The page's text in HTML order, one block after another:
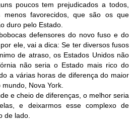
poucos tem prejudicados a todos,
menos favorecidos, que são os que
duro pelo Estado.
defensores do novo fuso e do
ele, vai a dica: Se ter diversos fusos
de atraso, os Estados Unidos não
não seria o Estado mais rico do
a várias horas de diferença do maior
Nova York.
e cheio de diferenças, o melhor seria
e deixarmos esse complexo de
de lado.